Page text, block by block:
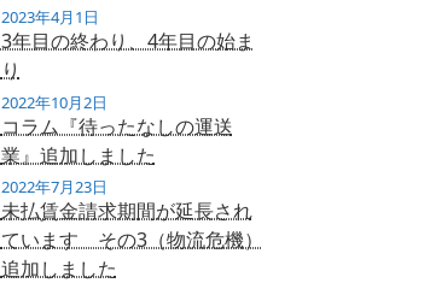
3年目の終わり、4年目の始ま
り
2023年4月1日
コラム『待ったなしの運送
業』追加しました
2022年10月2日
未払賃金請求期間が延長され
ています その3（物流危機）
追加しました
2022年7月23日